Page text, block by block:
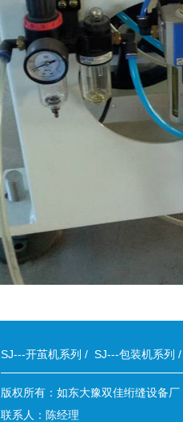
SJ---开茧机系列 / SJ---包装机系列
版权所有：如东大豫双佳绗缝设备厂
联系人：陈经理